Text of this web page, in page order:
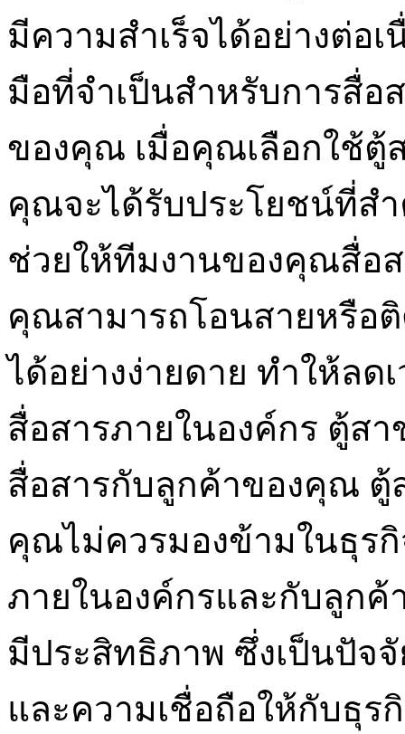
มีความสำเร็จได้อย่างต่อเ
มือที่จำเป็นสำหรับการสื่อ
ของคุณ เมื่อคุณเลือกใช้
คุณจะได้รับประโยชน์ที่ส
ช่วยให้ทีมงานของคุณสื่อ
คุณสามารถโอนสายหรือติ
ได้อย่างง่ายดาย ทำให้ลด
สื่อสารภายในองค์กร ตู้สา
สื่อสารกับลูกค้าของคุณ ตู้ส
คุณไม่ควรมองข้ามในธุร
ภายในองค์กรและกับลูกค้
มีประสิทธิภาพ ซึ่งเป็นปัจ
และความเชื่อถือให้กับธุ